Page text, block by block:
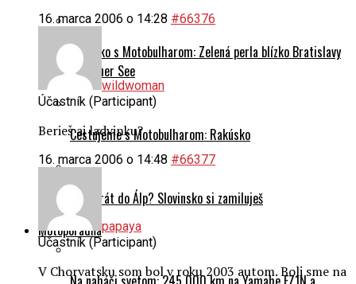
Rakúsko s Motobulharom: Zelená perla blízko Bratislavy
– Grüner See
Cestujeme s Motobulharom: Rakúsko
Prvý krát do Álp? Slovinsko si zamiluješ
Motoporadňa
16. marca 2006 o 14:28 #66376
wildwoman
Účastník (Participant)
Berieš aj ladvinku?
16. marca 2006 o 14:48 #66377
papaya
Účastník (Participant)
V Chorvatsku som bol v roku 2003 autom. Boli sme na